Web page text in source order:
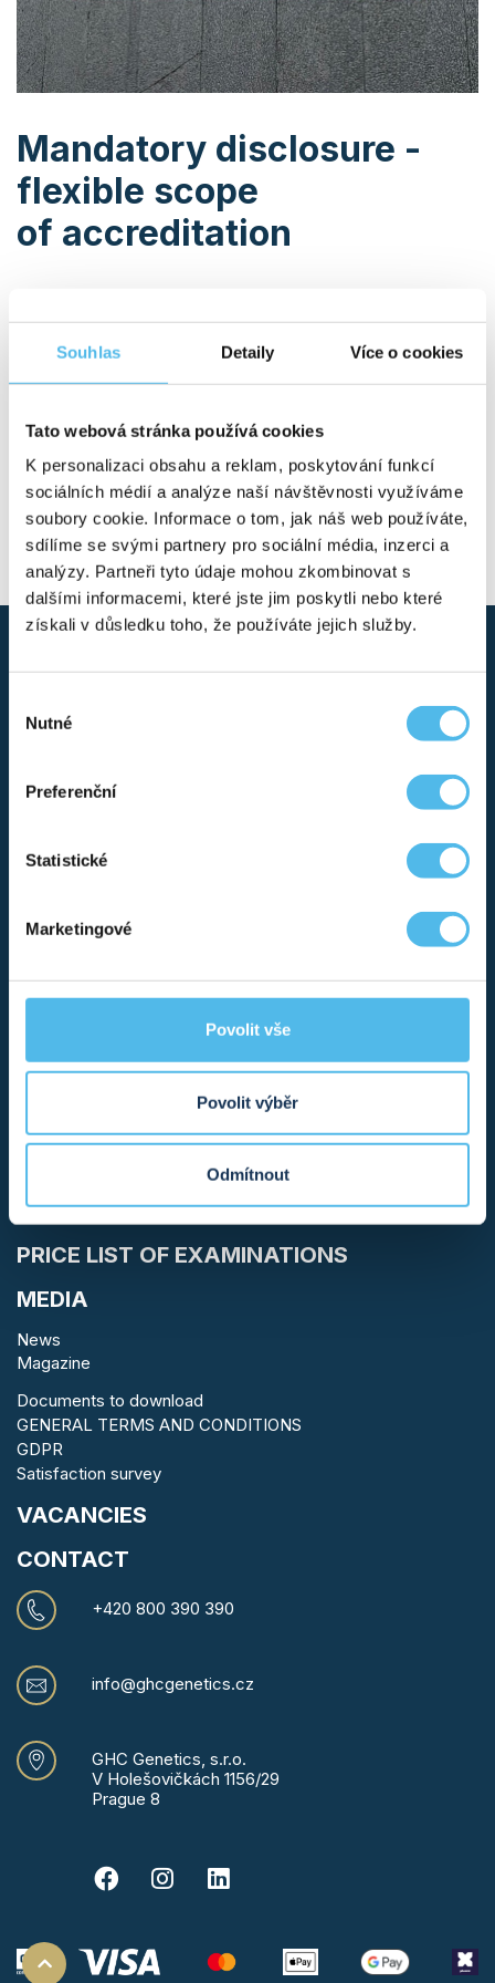
Souhlas Detaily Více o cookies
Tato webová stránka používá cookies
K personalizaci obsahu a reklam, poskytování funkcí
sociálních médií a analýze naší návštěvnosti využíváme
soubory cookie. Informace o tom, jak náš web používáte,
sdílíme se svými partnery pro sociální média, inzerci a
analýzy. Partneři tyto údaje mohou zkombinovat s
dalšími informacemi, které jste jim poskytli nebo které
získali v důsledku toho, že používáte jejich služby.
souhlasu
Nutné
Preferenční
Statistické
Marketingové
Povolit vše
Povolit výběr
Odmítnout
Mandatory disclosure -
flexible scope
of accreditation
we hereby inform you about the application of flexible
ATTACHMENTS
OZNÁMENÍ O UPLATNĚNÍ FLEXIBILNÍHO
ROZSAHU AKREDITACE.DOC
GENETIC TESTING
MOST REQUESTED TESTS
HEART AND BLOOD VESSEL DISEASE
PHARMACOGENETICS
OTHER HEREDITARY DISEASES
PRENATAL DIAGNOSTICS
INFECTIOUS DISEASES/STD
OTHER INFECTIOUS DISEASES
PRICE LIST OF EXAMINATIONS
MEDIA
News
Magazine
Documents to download
GENERAL TERMS AND CONDITIONS
GDPR
Satisfaction survey
VACANCIES
CONTACT
+420 800 390 390
info@ghcgenetics.cz
GHC Genetics, s.r.o.
V Holešovičkách 1156/29
Prague 8